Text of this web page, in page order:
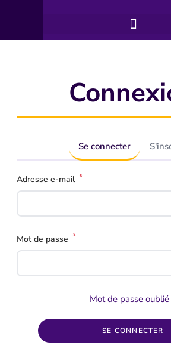
Se connecter
Adresse e-mail *
Mot de passe *
Mot de passe oublié
SE CONNECTER